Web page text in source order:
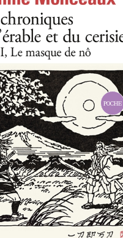
POCHE